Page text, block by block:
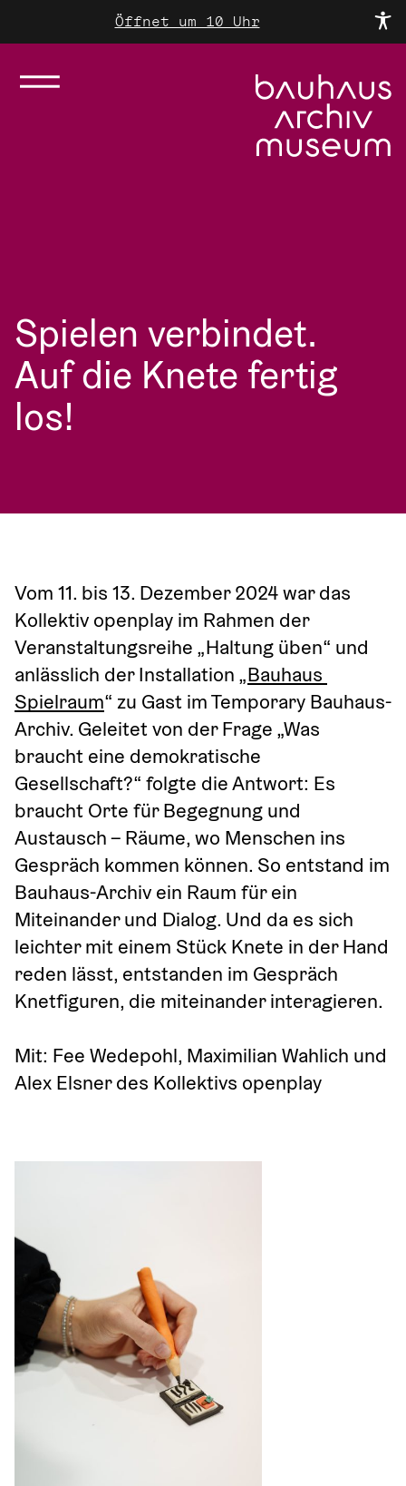
Öffnet um 10 Uhr
Spielen verbindet.
Auf die Knete fertig
los!
Vom 11. bis 13. Dezember 2024 war das
Kollektiv openplay im Rahmen der
Veranstaltungsreihe „Haltung üben“ und
anlässlich der Installation „Bauhaus
Spielraum“ zu Gast im Temporary Bauhaus-
Archiv. Geleitet von der Frage „Was
braucht eine demokratische
Gesellschaft?“ folgte die Antwort: Es
braucht Orte für Begegnung und
Austausch – Räume, wo Menschen ins
Gespräch kommen können. So entstand im
Bauhaus-Archiv ein Raum für ein
Miteinander und Dialog. Und da es sich
leichter mit einem Stück Knete in der Hand
reden lässt, entstanden im Gespräch
Knetfiguren, die miteinander interagieren.
Mit: Fee Wedepohl, Maximilian Wahlich und
Alex Elsner des Kollektivs openplay